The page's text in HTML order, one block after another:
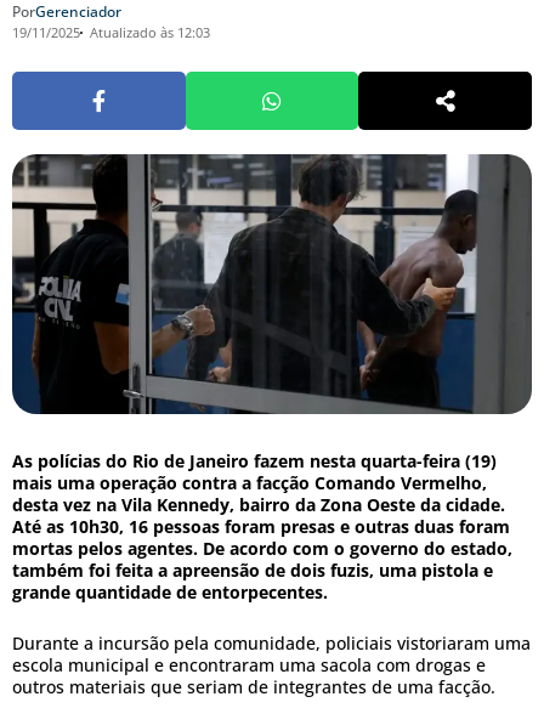
PorGerenciador
19/11/2025 Atualizado às 12:03
As polícias do Rio de Janeiro fazem nesta quarta-feira (19)
mais uma operação contra a facção Comando Vermelho,
desta vez na Vila Kennedy, bairro da Zona Oeste da cidade.
Até as 10h30, 16 pessoas foram presas e outras duas foram
mortas pelos agentes. De acordo com o governo do estado,
também foi feita a apreensão de dois fuzis, uma pistola e
grande quantidade de entorpecentes.
Durante a incursão pela comunidade, policiais vistoriaram uma
escola municipal e encontraram uma sacola com drogas e
outros materiais que seriam de integrantes de uma facção.